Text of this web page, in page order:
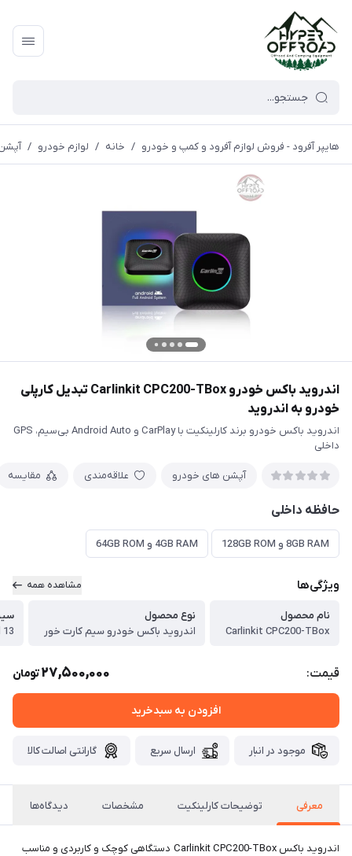
هایپر آفرود - فروش لوازم آفرود و کمپ و خودرو / خانه / لوازم خودرو /
اندروید باکس خودرو Carlinkit CPC200-TBox تبدیل کارپلی
خودرو به اندروید
اندروید باکس خودرو برند کارلینکیت با CarPlay و Android Auto بی‌سیم، GPS
داخلی
آپشن های خودرو علاقه‌مندی مقایسه
حافظه داخلی
8GB RAM و 128GB ROM 4GB RAM و 64GB ROM
ویژگی‌ها مشاهده همه
نام محصول
Carlinkit CPC200-TBox
نوع محصول
اندروید باکس خودرو سیم کارت خور
قیمت: 27,500,000تومان
افزودن به سبدخرید
موجود در انبار ارسال سریع گارانتی اصالت کالا
معرفی توضیحات کارلینکیت مشخصات دیدگاه‌ها
اندروید باکس Carlinkit CPC200-TBox دستگاهی کوچک و کاربردی و مناسب